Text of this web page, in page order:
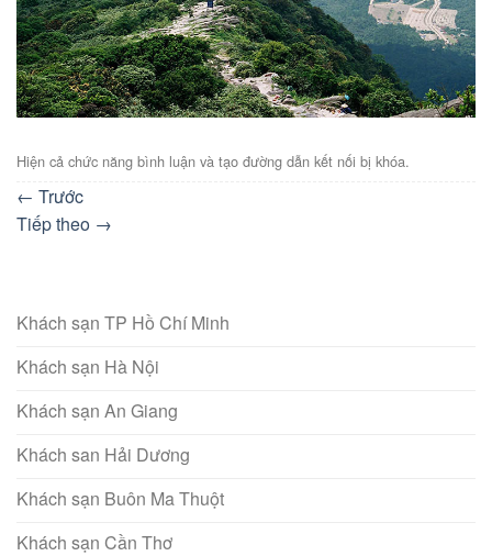
Hiện cả chức năng bình luận và tạo đường dẫn kết nối bị khóa.
← Trước
Tiếp theo →
Khách sạn TP Hồ Chí Minh
Khách sạn Hà Nội
Khách sạn An Giang
Khách san Hải Dương
Khách sạn Buôn Ma Thuột
Khách sạn Cần Thơ